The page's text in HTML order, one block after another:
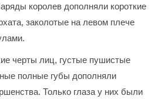
королев дополняли короткие
заколотые на левом плече
черты лиц, густые пушистые
полные губы дополняли
Только глаза у них были